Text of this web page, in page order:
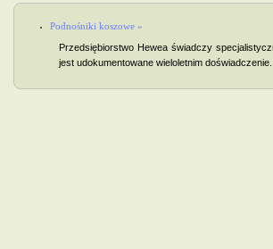
Podnośniki koszowe »
Przedsiębiorstwo Hewea świadczy
jest udokumentowane wieloletnim doświadczenie...